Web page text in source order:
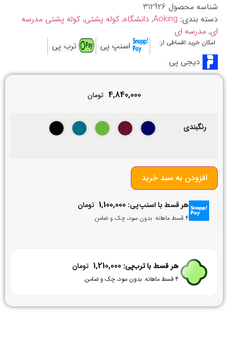
شناسه محصول 312926
دسته بندی: Aoking
, دانشگاه, کوله پشتی, کوله پشتی مدرسه
ای, مدرسه ای
امکان خرید اقساطی از: اسنپ پی
ترب پی
دیجی پی
4,840,000 تومان
رنگبندی
افزودن به سبد خرید
هر قسط با اسنپ‌پی: 1,100,000 تومان
۴ قسط ماهانه. بدون سود، چک و ضامن.
هر قسط با ترب‌پی: 1,210,000 تومان
۴ قسط ماهانه. بدون سود، چک و ضامن.